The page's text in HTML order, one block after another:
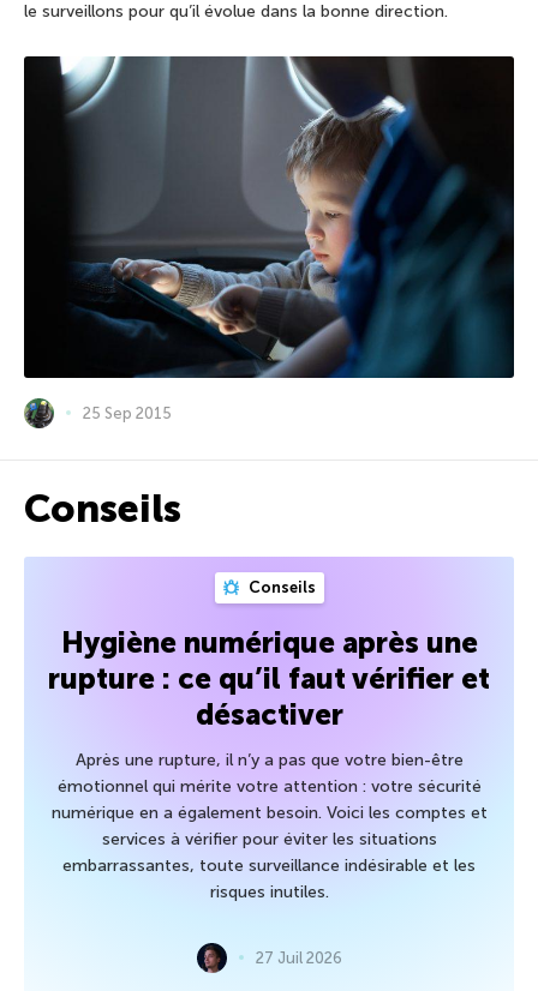
le surveillons pour qu’il évolue dans la bonne direction.
25 Sep 2015
Conseils
Conseils
Hygiène numérique après une
rupture : ce qu’il faut vérifier et
désactiver
Après une rupture, il n’y a pas que votre bien-être
émotionnel qui mérite votre attention : votre sécurité
numérique en a également besoin. Voici les comptes et
services à vérifier pour éviter les situations
embarrassantes, toute surveillance indésirable et les
risques inutiles.
27 Juil 2026